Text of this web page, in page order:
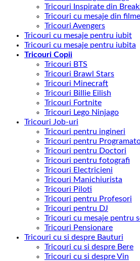
Tricouri Inspirate din
Tricouri cu mesaje din
Tricouri Avengers
Tricouri cu mesaje pentru iubit
Tricouri cu mesaje pentru iubita
Tricouri Copii
Tricouri BTS
Tricouri Brawl Stars
Tricouri Minecraft
Tricouri Billie Eilish
Tricouri Fortnite
Tricouri Lego Ninjago
Tricouri Job-uri
Tricouri pentru ingineri
Tricouri pentru
Tricouri pentru Doctori
Tricouri pentru fotografi
Tricouri Electricieni
Tricouri Manichiurista
Tricouri Piloti
Tricouri pentru Profesori
Tricouri pentru DJ
Tricouri cu mesaje pentru
Tricouri Pensionare
Tricouri cu si despre Bauturi
Tricouri cu si despre Bere
Tricouri cu si despre Vin